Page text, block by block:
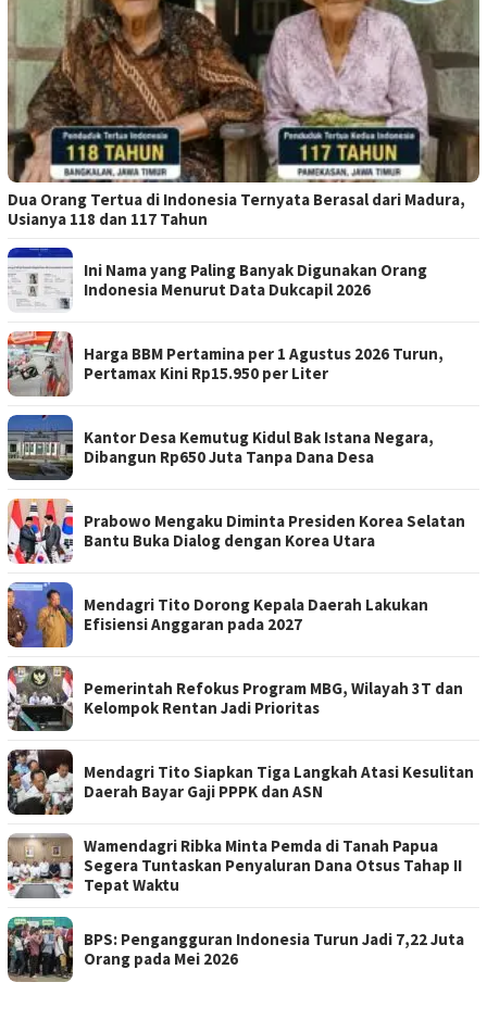
Dua Orang Tertua di Indonesia Ternyata Berasal dari Madura,
Usianya 118 dan 117 Tahun
Ini Nama yang Paling Banyak Digunakan Orang
Indonesia Menurut Data Dukcapil 2026
Harga BBM Pertamina per 1 Agustus 2026 Turun,
Pertamax Kini Rp15.950 per Liter
Kantor Desa Kemutug Kidul Bak Istana Negara,
Dibangun Rp650 Juta Tanpa Dana Desa
Prabowo Mengaku Diminta Presiden Korea Selatan
Bantu Buka Dialog dengan Korea Utara
Mendagri Tito Dorong Kepala Daerah Lakukan
Efisiensi Anggaran pada 2027
Pemerintah Refokus Program MBG, Wilayah 3T dan
Kelompok Rentan Jadi Prioritas
Mendagri Tito Siapkan Tiga Langkah Atasi Kesulitan
Daerah Bayar Gaji PPPK dan ASN
Wamendagri Ribka Minta Pemda di Tanah Papua
Segera Tuntaskan Penyaluran Dana Otsus Tahap II
Tepat Waktu
BPS: Pengangguran Indonesia Turun Jadi 7,22 Juta
Orang pada Mei 2026